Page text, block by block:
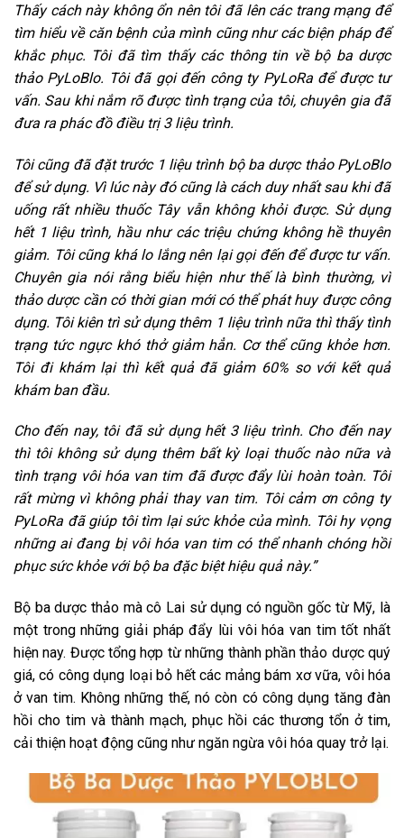
Thấy cách này không ổn nên tôi đã lên các trang mạng để
tìm hiểu về căn bệnh của mình cũng như các biện pháp để
khắc phục. Tôi đã tìm thấy các thông tin về bộ ba dược
thảo PyLoBlo. Tôi đã gọi đến công ty PyLoRa để được tư
vấn. Sau khi nắm rõ được tình trạng của tôi, chuyên gia đã
đưa ra phác đồ điều trị 3 liệu trình.
Tôi cũng đã đặt trước 1 liệu trình bộ ba dược thảo PyLoBlo
để sử dụng. Vì lúc này đó cũng là cách duy nhất sau khi đã
uống rất nhiều thuốc Tây vẫn không khỏi được. Sử dụng
hết 1 liệu trình, hầu như các triệu chứng không hề thuyên
giảm. Tôi cũng khá lo lắng nên lại gọi đến để được tư vấn.
Chuyên gia nói rằng biểu hiện như thế là bình thường, vì
thảo dược cần có thời gian mới có thể phát huy được công
dụng. Tôi kiên trì sử dụng thêm 1 liệu trình nữa thì thấy tình
trạng tức ngực khó thở giảm hẳn. Cơ thể cũng khỏe hơn.
Tôi đi khám lại thì kết quả đã giảm 60% so với kết quả
khám ban đầu.
Cho đến nay, tôi đã sử dụng hết 3 liệu trình. Cho đến nay
thì tôi không sử dụng thêm bất kỳ loại thuốc nào nữa và
tình trạng vôi hóa van tim đã được đẩy lùi hoàn toàn. Tôi
rất mừng vì không phải thay van tim. Tôi cảm ơn công ty
PyLoRa đã giúp tôi tìm lại sức khỏe của mình. Tôi hy vọng
những ai đang bị vôi hóa van tim có thể nhanh chóng hồi
phục sức khỏe với bộ ba đặc biệt hiệu quả này.”
Bộ ba dược thảo mà cô Lai sử dụng có nguồn gốc từ Mỹ, là
một trong những giải pháp đẩy lùi vôi hóa van tim tốt nhất
hiện nay. Được tổng hợp từ những thành phần thảo dược quý
giá, có công dụng loại bỏ hết các mảng bám xơ vữa, vôi hóa
ở van tim. Không những thế, nó còn có công dụng tăng đàn
hồi cho tim và thành mạch, phục hồi các thương tổn ở tim,
cải thiện hoạt động cũng như ngăn ngừa vôi hóa quay trở lại.